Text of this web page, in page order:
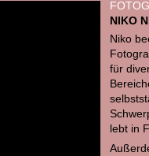
NIKO
Niko
für
lebt in